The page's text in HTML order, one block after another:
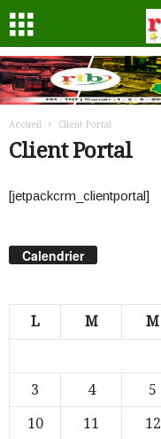
Accueil Client Portal
Client Portal
[jetpackcrm_clientportal]
Calendrier
L M M
3
4 5
10
11 12